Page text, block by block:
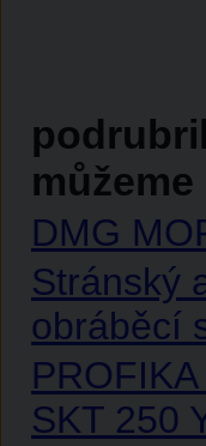
DMG
Stránský
obráběcí
SKT 250